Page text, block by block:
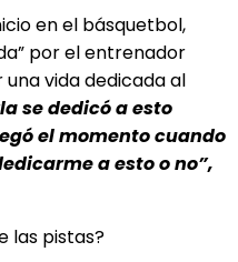
en el básquetbol,
por el entrenador
vida dedicada al
se dedicó a esto
el momento cuando
a esto o no”,
las pistas?